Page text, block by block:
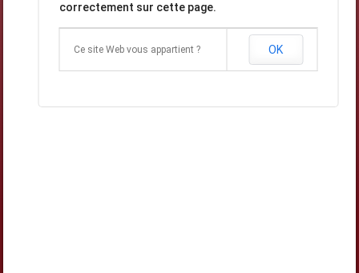
correctement sur cette page.
Ce site Web vous appartient ? OK